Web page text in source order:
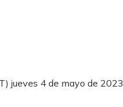
jueves 4 de mayo de 2023